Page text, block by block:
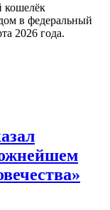
кошелёк
в федеральный
2026 года.